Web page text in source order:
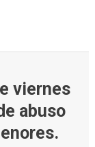
viernes
abuso